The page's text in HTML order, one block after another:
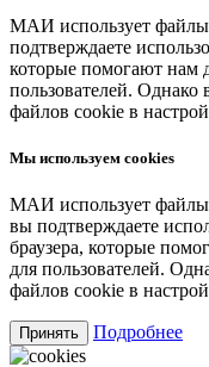
МАИ использует файлы
подтверждаете
которые помогают нам
пользователей. Однако
файлов cookie в
Мы используем cookies
МАИ использует файлы
вы подтверждаете
браузера, которые
для пользователей.
файлов cookie в
Принять Подробнее